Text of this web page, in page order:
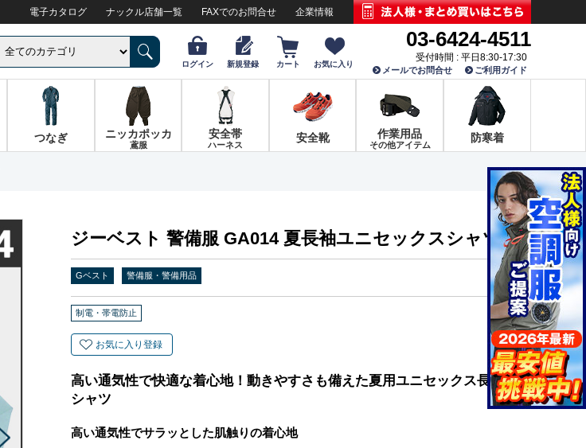
電子カタログ ナックル店舗一覧 FAXでのお問合せ 企業情報
ログイン 新規登録 カート お気に入り
03-6424-4511
受付時間 : 平日8:30-17:30
メールでお問合せ ご利用ガイド
つなぎ ニッカポッカ
鳶服
安全帯
ハーネス
安全靴 作業用品
その他アイテム
防寒着
ジーベスト 警備服 GA014 夏長袖ユニセックスシャツ
Gベスト 警備服・警備用品
制電・帯電防止
お気に入り登録
高い通気性で快適な着心地！動きやすさも備えた夏用ユニセックス長袖
シャツ
高い通気性でサラッとした肌触りの着心地